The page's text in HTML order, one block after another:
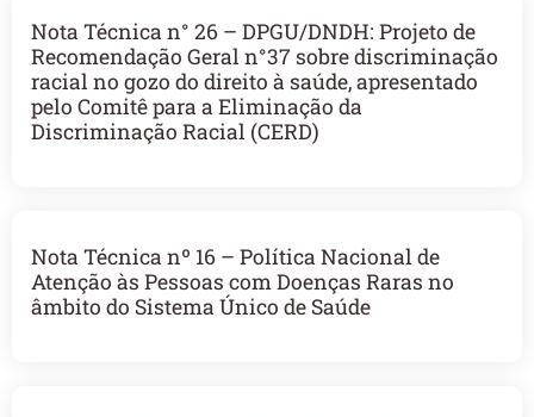
Nota Técnica n° 26 – DPGU/DNDH: Projeto de
Recomendação Geral n°37 sobre discriminação
racial no gozo do direito à saúde, apresentado
pelo Comitê para a Eliminação da
Discriminação Racial (CERD)
Nota Técnica nº 16 – Política Nacional de
Atenção às Pessoas com Doenças Raras no
âmbito do Sistema Único de Saúde